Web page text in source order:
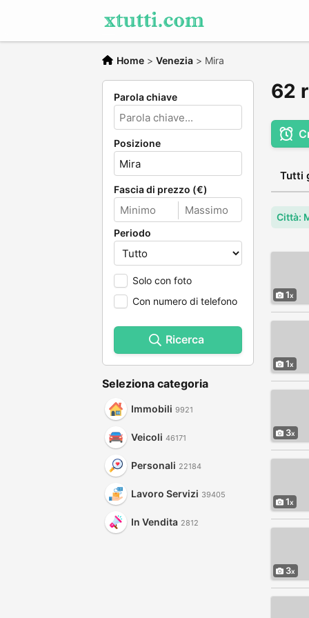
Home > Venezia > Mira
Parola chiave
Posizione
Fascia di prezzo (€)
Periodo
Solo con foto
Con numero di telefono
Ricerca
Seleziona categoria
Immobili 9921
Veicoli 46171
Personali 22184
Lavoro Servizi 39405
In Vendita 2812
62
Tutti
Città:
1
1
3
1
3